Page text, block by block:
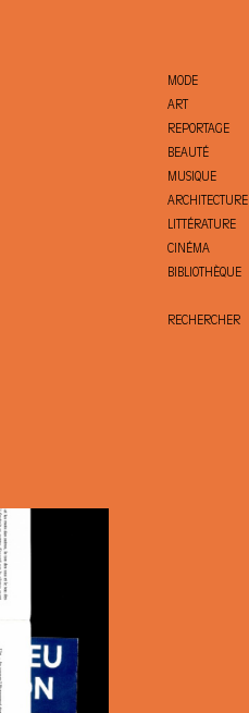
MODE
ART
REPORTAGE
BEAUTÉ
MUSIQUE
ARCHITECTURE
LITTÉRATURE
CINÉMA
BIBLIOTHÈQUE
RECHERCHER